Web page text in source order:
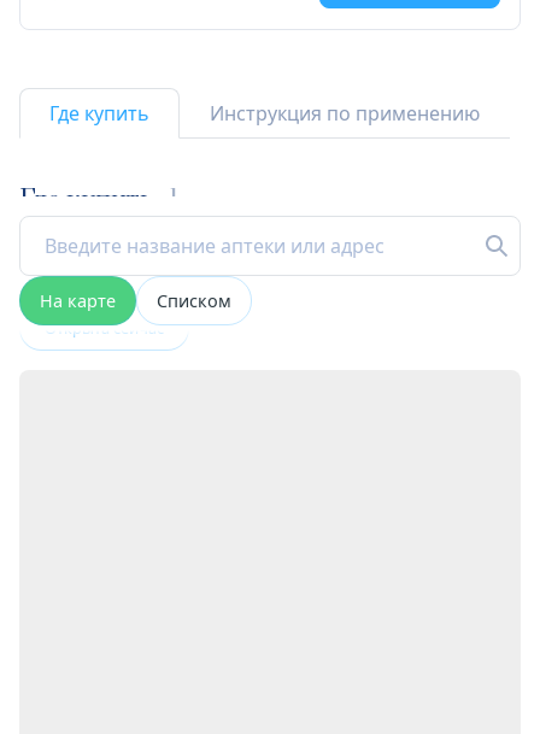
Где купить Инструкция по применению
Где купить 1
На карте Списком
Открыта сейчас